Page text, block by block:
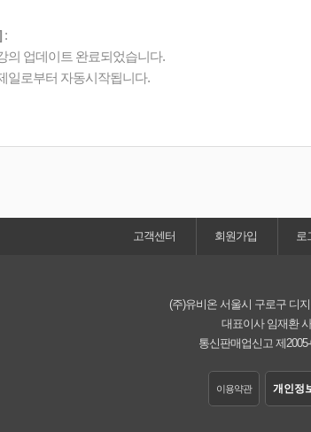
:
의 업데이트 완료되었습니다.
일로부터 자동시작됩니다.
고객센터 회원가입 로
(주)유비온 서울시 구로구 디
대표이사 임재환
통신판매업신고 제
이용약관 개인정